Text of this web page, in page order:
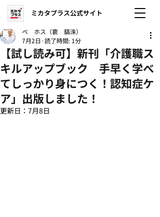
ミカタプラス公式サイト
【試し読み可】新刊「介護職ス
キルアップブック 手早く学べ
てしっかり身につく！認知症ケ
ア」出版しました！
ぺ ホス（裵 鎬洙）
7月2日 読了時間: 1分
更新日： 7月8日